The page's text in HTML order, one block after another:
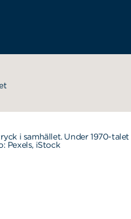
i samhället. Under 1970-
Pexels, iStock